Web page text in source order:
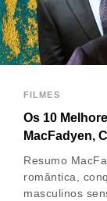
FILMES
Os 10
MacFadyen,
Resumo
romântica,
masculinos